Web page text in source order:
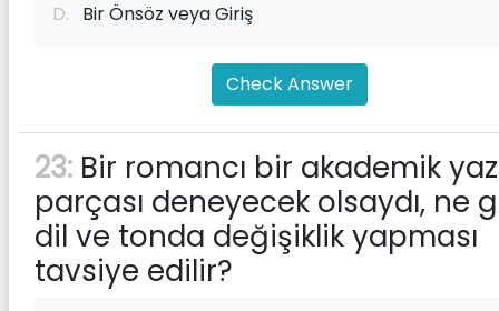
D. Bir Önsöz veya Giriş
Check Answer
23: Bir romancı bir akademik
parçası deneyecek olsaydı, ne
dil ve tonda değişiklik yapması
tavsiye edilir?